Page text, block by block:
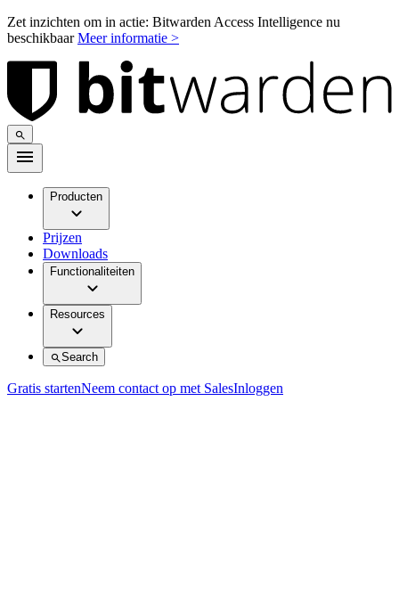
Zet inzichten om in actie: Bitwarden Access Intelligence nu
beschikbaarMeer informatie >
Producten
Prijzen
Downloads
Functionaliteiten
Resources
Search
Gratis startenNeem contact op met SalesInloggen